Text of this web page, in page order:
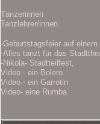
Tänzerinnen
Tanzlehrer/innen
-Geburtstagsfeier auf
-Alles tanzt für das
-Nikola- Stadtteilfest,
Video - ein Bolero
Video - ein Garrotin
Video- eine Rumba